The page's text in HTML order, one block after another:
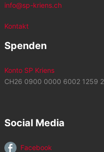
info@sp-kriens.ch
Kontakt
Spenden
Konto SP Kriens
CH26 0900 0000 6002 1259 2
Social Media
Facebook